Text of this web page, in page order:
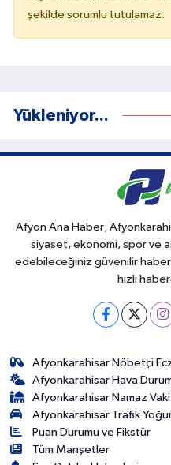
şekilde sorumlu tutulamaz.
Yükleniyor...
Afyon Ana Haber;
siyaset, ekonomi, spor ve
edebileceğiniz güvenilir haber
hızlı
Afyonkarahisar Nöbetçi
Afyonkarahisar Hava
Afyonkarahisar Namaz
Afyonkarahisar Trafik
Puan Durumu ve Fikstür
Tüm Manşetler